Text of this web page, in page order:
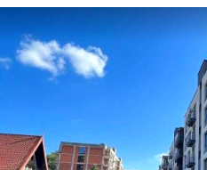
в квартиру. Стяжка, штукатурка.
детальний відеоогляд. Готові